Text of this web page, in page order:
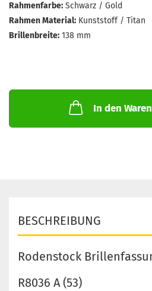
Rahmenfarbe: Schwarz / Gold
Rahmen Material: Kunststoff / Titan
Brillenbreite: 138 mm
In den
BESCHREIBUNG
Rodenstock
R8036 A (53)